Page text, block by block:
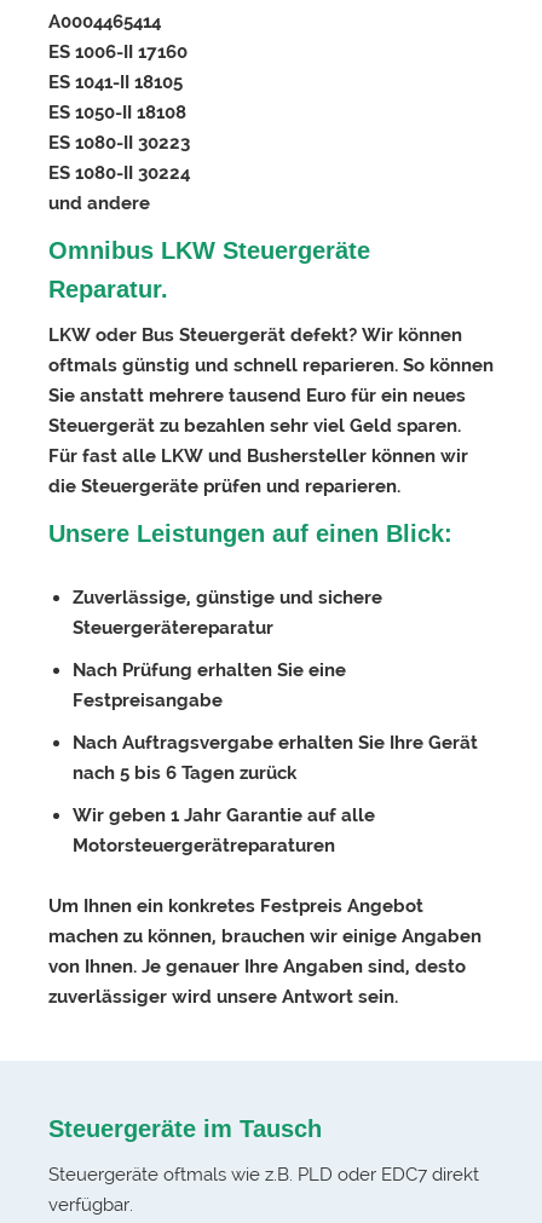
A0004465414
ES 1006-II 17160
ES 1041-II 18105
ES 1050-II 18108
ES 1080-II 30223
ES 1080-II 30224
und andere
Omnibus LKW Steuergeräte
Reparatur.
LKW oder Bus Steuergerät defekt? Wir können
oftmals günstig und schnell reparieren. So können
Sie anstatt mehrere tausend Euro für ein neues
Steuergerät zu bezahlen sehr viel Geld sparen.
Für fast alle LKW und Bushersteller können wir
die Steuergeräte prüfen und reparieren.
Unsere Leistungen auf einen Blick:
Zuverlässige, günstige und sichere
Steuergerätereparatur
Nach Prüfung erhalten Sie eine
Festpreisangabe
Nach Auftragsvergabe erhalten Sie Ihre Gerät
nach 5 bis 6 Tagen zurück
Wir geben 1 Jahr Garantie auf alle
Motorsteuergerätreparaturen
Um Ihnen ein konkretes Festpreis Angebot
machen zu können, brauchen wir einige Angaben
von Ihnen. Je genauer Ihre Angaben sind, desto
zuverlässiger wird unsere Antwort sein.
Steuergeräte im Tausch
Steuergeräte oftmals wie z.B. PLD oder EDC7 direkt
verfügbar.